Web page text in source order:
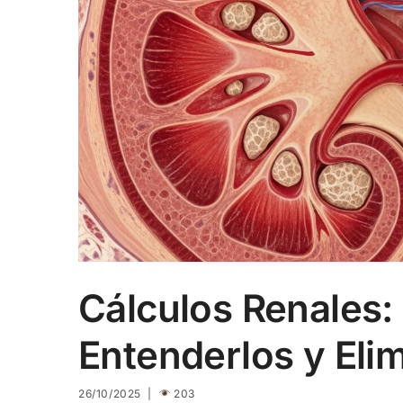
Cálculos
Entenderlos y
26/10/2025 | 203